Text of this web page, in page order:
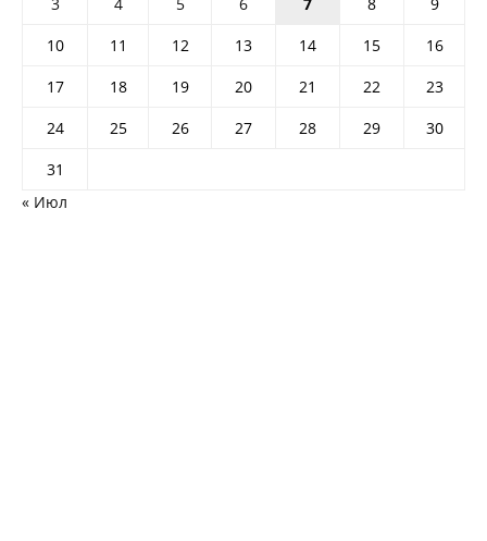
10
11 12 13 14 15
16
17
18 19 20 21 22
23
24
25 26 27 28 29
30
31
« Июл